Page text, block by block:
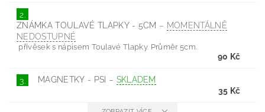
2.
ZNÁMKA TOULAVÉ TLAPKY - 5CM – MOMENTÁLNĚ
NEDOSTUPNÉ
přívěsek s nápisem Toulavé Tlapky. Průměr 5cm.
90 Kč
3. MAGNETKY - PSI – SKLADEM
35 Kč